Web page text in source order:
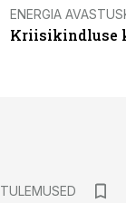
ENERGIA
Kriisikindluse